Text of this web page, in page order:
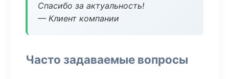
Спасибо за актуальность!
— Клиент компании
Часто задаваемые вопросы